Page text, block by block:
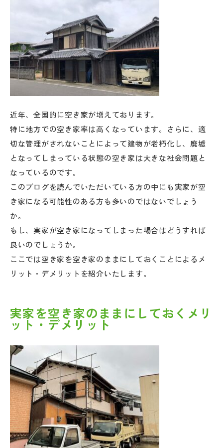
近年、全国的に空き家が増えております。
特に地方での空き家率は高くなっています。さらに、適
切な管理がされないことによって建物が老朽化し、廃墟
となってしまっている状態の空き家は大きな社会問題と
なっているのです。
このブログを読んでいただいている方の中にも実家が空
き家になる可能性のある方も多いのではないでしょう
か。
もし、実家が空き家になってしまった場合はどうすれば
良いのでしょうか。
ここでは空き家を空き家のままにしておくことによるメ
リット・デメリットを紹介いたします。
実家を空き家のままにしておくメリ
ット・デメリット